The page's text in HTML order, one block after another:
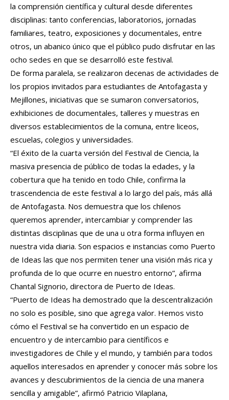
la comprensión científica y cultural desde diferentes
disciplinas: tanto conferencias, laboratorios, jornadas
familiares, teatro, exposiciones y documentales, entre
otros, un abanico único que el público pudo disfrutar en las
ocho sedes en que se desarrolló este festival.
De forma paralela, se realizaron decenas de actividades de
los propios invitados para estudiantes de Antofagasta y
Mejillones, iniciativas que se sumaron conversatorios,
exhibiciones de documentales, talleres y muestras en
diversos establecimientos de la comuna, entre liceos,
escuelas, colegios y universidades.
“El éxito de la cuarta versión del Festival de Ciencia, la
masiva presencia de público de todas la edades, y la
cobertura que ha tenido en todo Chile, confirma la
trascendencia de este festival a lo largo del país, más allá
de Antofagasta. Nos demuestra que los chilenos
queremos aprender, intercambiar y comprender las
distintas disciplinas que de una u otra forma influyen en
nuestra vida diaria. Son espacios e instancias como Puerto
de Ideas las que nos permiten tener una visión más rica y
profunda de lo que ocurre en nuestro entorno”, afirma
Chantal Signorio, directora de Puerto de Ideas.
“Puerto de Ideas ha demostrado que la descentralización
no solo es posible, sino que agrega valor. Hemos visto
cómo el Festival se ha convertido en un espacio de
encuentro y de intercambio para científicos e
investigadores de Chile y el mundo, y también para todos
aquellos interesados en aprender y conocer más sobre los
avances y descubrimientos de la ciencia de una manera
sencilla y amigable”, afirmó Patricio Vilaplana,